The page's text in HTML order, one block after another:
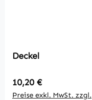
Deckel
Regulärer Preis:
10,20 €
Preise exkl. MwSt. zzgl.